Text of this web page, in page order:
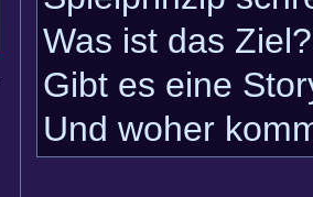
Was ist das
Gibt es eine
Und woher